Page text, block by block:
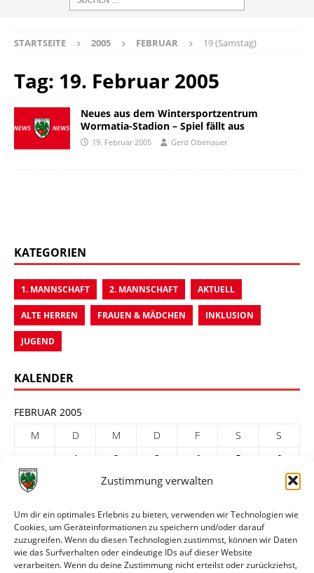
Zustimmung verwalten
Um dir ein optimales Erlebnis zu bieten, verwenden wir Technologien wie
Cookies, um Geräteinformationen zu speichern und/oder darauf
zuzugreifen. Wenn du diesen Technologien zustimmst, können wir Daten
wie das Surfverhalten oder eindeutige IDs auf dieser Website
verarbeiten. Wenn du deine Zustimmung nicht erteilst oder zurückziehst,
STARTSEITE 2005 FEBRUAR 19 (Samstag)
Tag: 19. Februar 2005
Neues aus dem Wintersportzentrum
Wormatia-Stadion – Spiel fällt aus
19. Februar 2005 Gerd Obenauer
KATEGORIEN
1. MANNSCHAFT 2. MANNSCHAFT AKTUELL
ALTE HERREN FRAUEN & MÄDCHEN INKLUSION
JUGEND
KALENDER
FEBRUAR 2005
M
D M D F S
S
1
2 3 4 5
6
7
9 10 11
21
22 23 24 25 26
28